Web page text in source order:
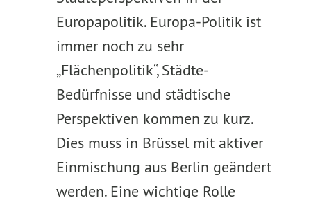
Europapolitik. Europa-Politik ist
immer noch zu sehr
„Flächenpolitik“, Städte-
Bedürfnisse und städtische
Perspektiven kommen zu kurz.
Dies muss in Brüssel mit aktiver
Einmischung aus Berlin geändert
werden. Eine wichtige Rolle